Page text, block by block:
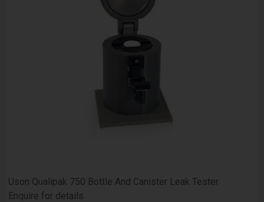
Uson Qualipak 750 Bottle And Canister Leak Tester
Enquire for details